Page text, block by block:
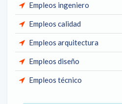
Empleos ingeniero
Empleos calidad
Empleos arquitectura
Empleos diseño
Empleos técnico